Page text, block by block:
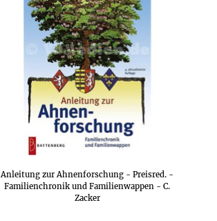
Anleitung zur Ahnenforschung - Preisred. -
Familienchronik und Familienwappen - C.
Zacker